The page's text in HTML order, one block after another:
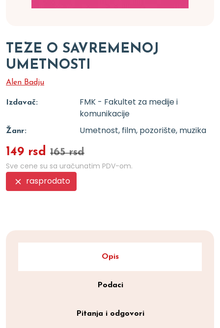
TEZE O SAVREMENOJ
UMETNOSTI
Alen Badju
Izdavač:
FMK - Fakultet za medije i
komunikacije
Žanr: Umetnost, film, pozorište, muzika
149 rsd 165 rsd
Sve cene su sa uračunatim PDV-om.
rasprodato
Opis
Podaci
Pitanja i odgovori